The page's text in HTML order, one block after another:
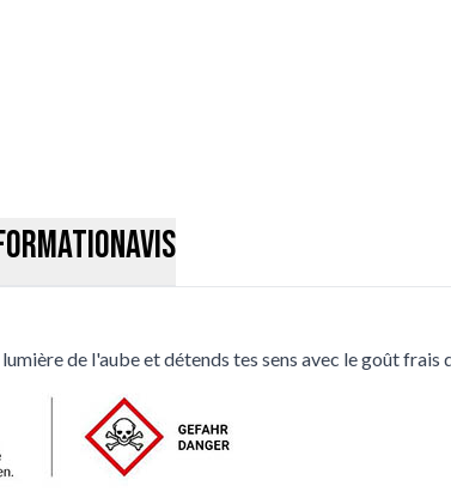
Avis
de l'aube et détends tes sens avec le goût